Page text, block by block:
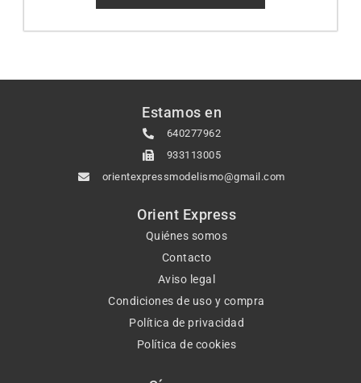
Estamos en
640277962
933113005
orientexpressmodelismo@gmail.com
Orient Express
Quiénes somos
Contacto
Aviso legal
Condiciones de uso y compra
Política de privacidad
Política de cookies